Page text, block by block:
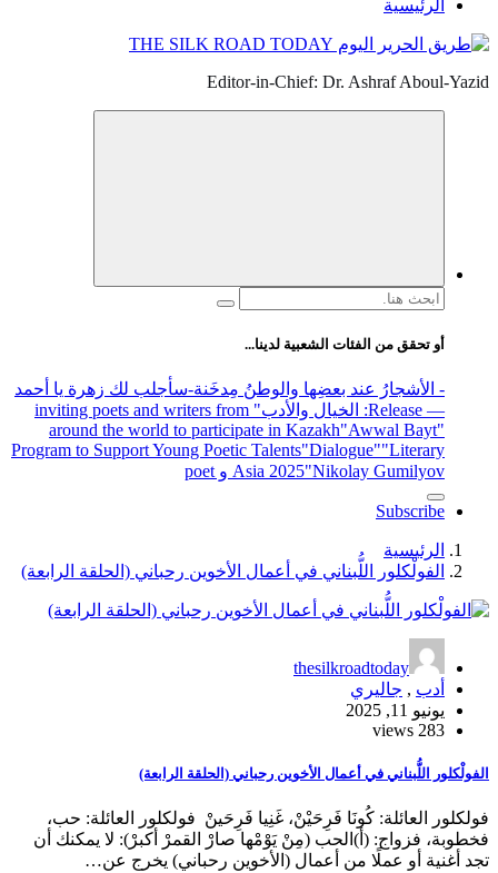
الرئيسية
Editor-in-Chief: Dr. Ashraf Aboul-Yazid
البحث
أو تحقق من الفئات الشعبية لدينا...
- الأشجارُ عند بعضِها والوطنُ مِدخَنة-سأجلب لك زهرة يا أحمد
— Release
: الخيال والأدب
" inviting poets and writers from
around the world to participate in Kazakh"Awwal Bayt"
Program to Support Young Poetic Talents"Dialogue""Literary
Asia 2025"Nikolay Gumilyov و poet
Subscribe
الرئيسية
الفولْكلور اللُّبناني في أعمال الأخوين رحباني (الحلقة الرابعة)
thesilkroadtoday
أدب , جاليري
يونيو 11, 2025
283 views
الفولْكلور اللُّبناني في أعمال الأخوين رحباني (الحلقة الرابعة)
فولكلور العائلة: كُونَا فَرِحَيْنْ، غَنِيا فَرِحَينْ فولكلور العائلة: حب،
فخطوبة، فزواج: (أ)الحب (مِنْ يَوْمْها صارْ القمرْ أكبرْ): لا يمكنك أن
تجد أغنية أو عملًا من أعمال (الأخوين رحباني) يخرج عن…